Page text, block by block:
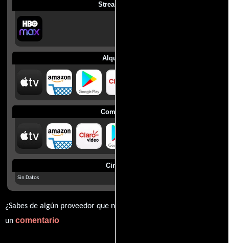
Streaming
Alquilar
Comprar
Cines
Sin Datos
¿Sabes de algún proveedor que no estamos mostrando? déjanos
un comentario